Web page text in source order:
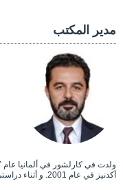
مدير المكتب
أكدنيز في عام 2001. و أثناء دراستي، ...